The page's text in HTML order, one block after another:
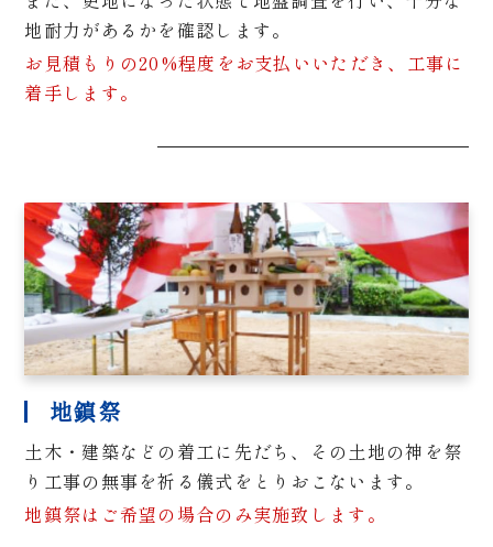
地耐力があるかを確認します。
お見積もりの20%程度をお支払いいただき、工事に
着手します。
地鎮祭
土木・建築などの着工に先だち、その土地の神を祭
り工事の無事を祈る儀式をとりおこないます。
地鎮祭はご希望の場合のみ実施致します。